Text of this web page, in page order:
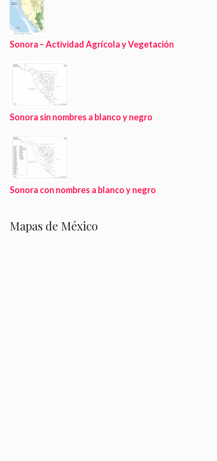
Sonora – Actividad Agrícola y Vegetación
Sonora sin nombres a blanco y negro
Sonora con nombres a blanco y negro
Mapas de México